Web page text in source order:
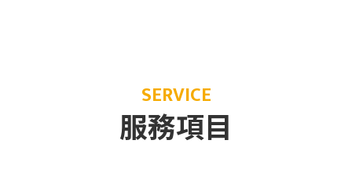
SERVICE
服務項目